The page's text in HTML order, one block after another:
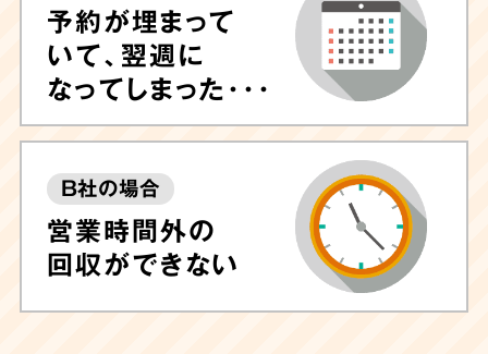
予約が埋まって
いて、翌週に
なってしまった･･･
B社の場合
営業時間外の
回収ができない